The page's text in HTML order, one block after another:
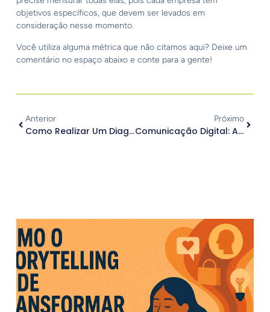
objetivos específicos, que devem ser levados em
consideração nesse momento.
Você utiliza alguma métrica que não citamos aqui? Deixe um
comentário no espaço abaixo e conte para a gente!
Anterior
Como Realizar Um Diagnóstico Da Comunicação E Do Ambiente Interno?
Próximo
Comunicação Digital: A Importância Da Atualização Dos Conteúdos Antigos (e Como Fazer)
Outros Posts.